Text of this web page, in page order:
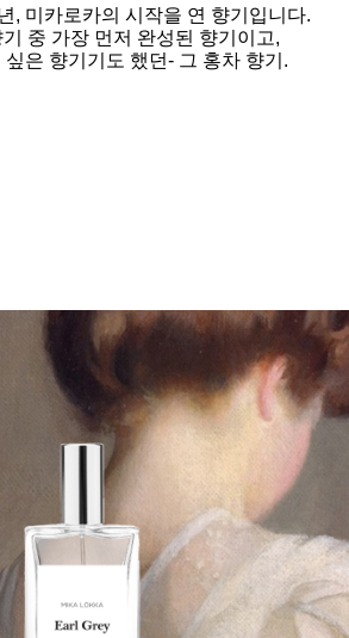
, 미카로카의 시작을 연 향기입니다.
중 가장 먼저 완성된 향기이고,
싶은 향기기도 했던- 그 홍차 향기.